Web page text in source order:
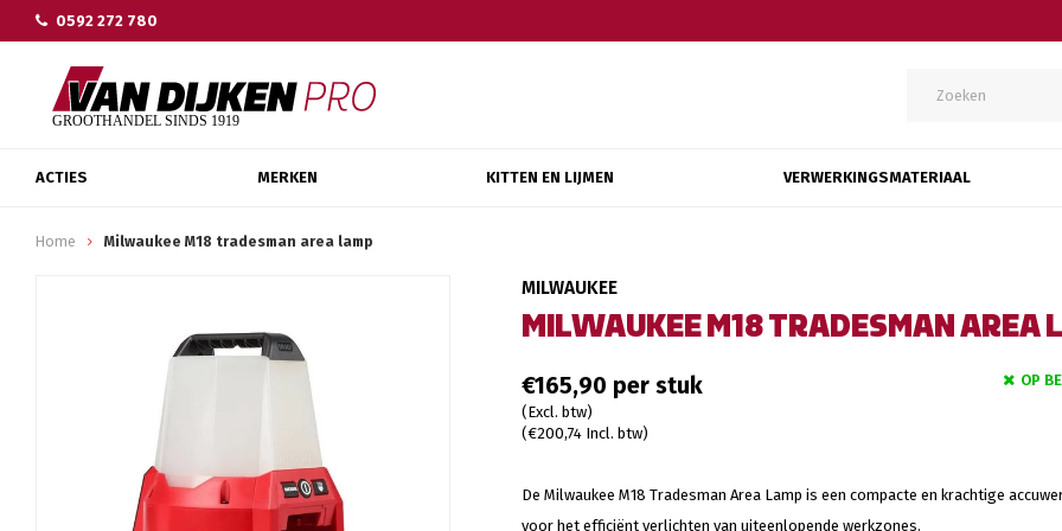
0592 272 780
ACTIES MERKEN KITTEN EN LIJMEN VERWERKINGSMATERIAAL
Home Milwaukee M18 tradesman area lamp
MILWAUKEE M18 TRADESMAN AREA
MILWAUKEE
€165,90
(Excl. btw)
(€200,74 Incl. btw)
OP
De Milwaukee M18 Tradesman Area Lamp is een compacte en krachtige
voor het efficiënt verlichten van uiteenlopende werkzones.